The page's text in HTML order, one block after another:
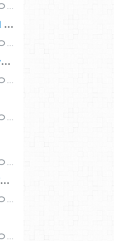
…
Hymne à l'Amour de Saint Paul Apôtre
…
Commentaire sur l'article : "Présentation du Patriarcat Œcuménique"
…
…
…
INTENTION DE PRIÈRE ET FRATERNITÉ ECCLÉSIALE
…
…